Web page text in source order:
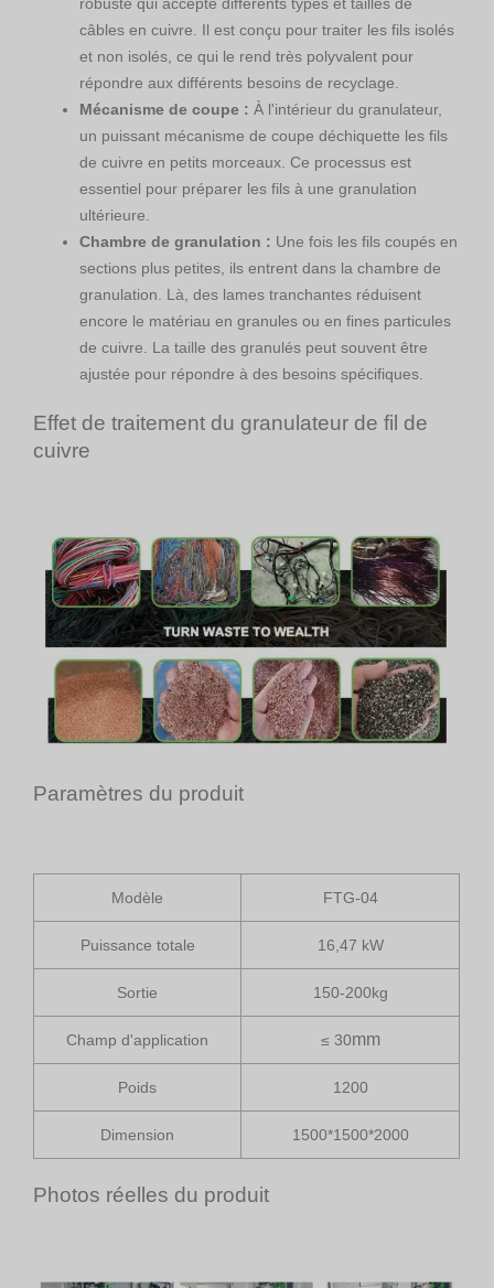
câbles en cuivre. Il est conçu pour traiter les fils isolés
et non isolés, ce qui le rend très polyvalent pour
répondre aux différents besoins de recyclage.
Mécanisme de coupe : À l'intérieur du granulateur,
un puissant mécanisme de coupe déchiquette les fils
de cuivre en petits morceaux. Ce processus est
essentiel pour préparer les fils à une granulation
ultérieure.
Chambre de granulation : Une fois les fils coupés en
sections plus petites, ils entrent dans la chambre de
granulation. Là, des lames tranchantes réduisent
encore le matériau en granules ou en fines particules
de cuivre. La taille des granulés peut souvent être
ajustée pour répondre à des besoins spécifiques.
Effet de traitement du granulateur de fil de
cuivre
Paramètres du produit
Modèle FTG-04
Puissance totale 16,47 kW
Sortie 150-200kg
Champ d'application ≤ 30mm
Poids 1200
Dimension 1500*1500*2000
Photos réelles du produit